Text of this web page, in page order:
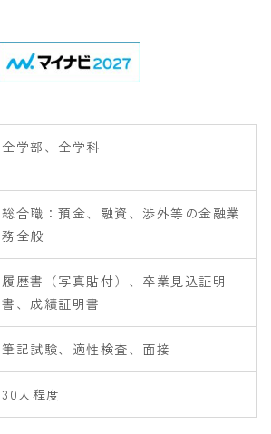
全学部、全学科
総合職：預金、融資、渉外等の金融業
務全般
履歴書（写真貼付）、卒業見込証明
書、成績証明書
筆記試験、適性検査、面接
30人程度